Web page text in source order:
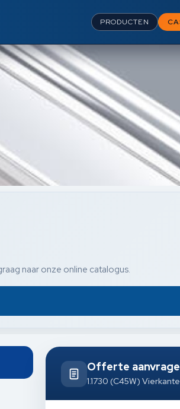
PRODUCTEN
naar onze online catalogus.
Offerte
1.1730 (C45W)